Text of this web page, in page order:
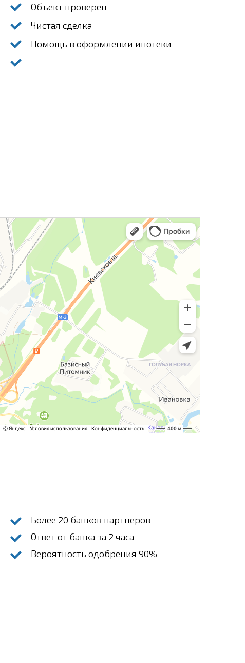
Объект проверен
Чистая сделка
Помощь в оформлении ипотеки
Более 20 банков партнеров
Ответ от банка за 2 часа
Вероятность одобрения 90%